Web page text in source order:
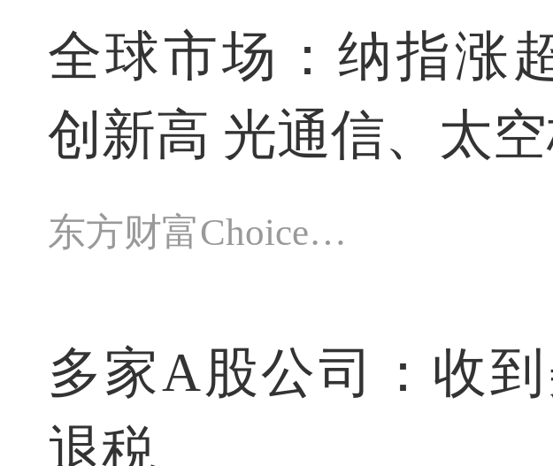
全球市场：纳指涨
创新高 光通信、太
东方财富Choice数据
多家A股公司：收
退税